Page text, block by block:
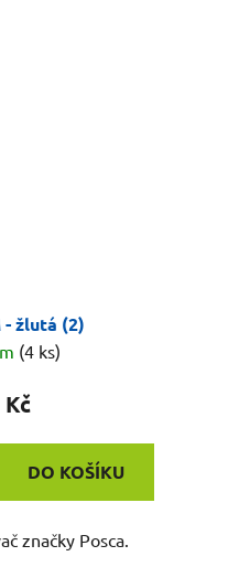
- žlutá (2)
(4 ks)
Kč
DO KOŠÍKU
značky Posca.